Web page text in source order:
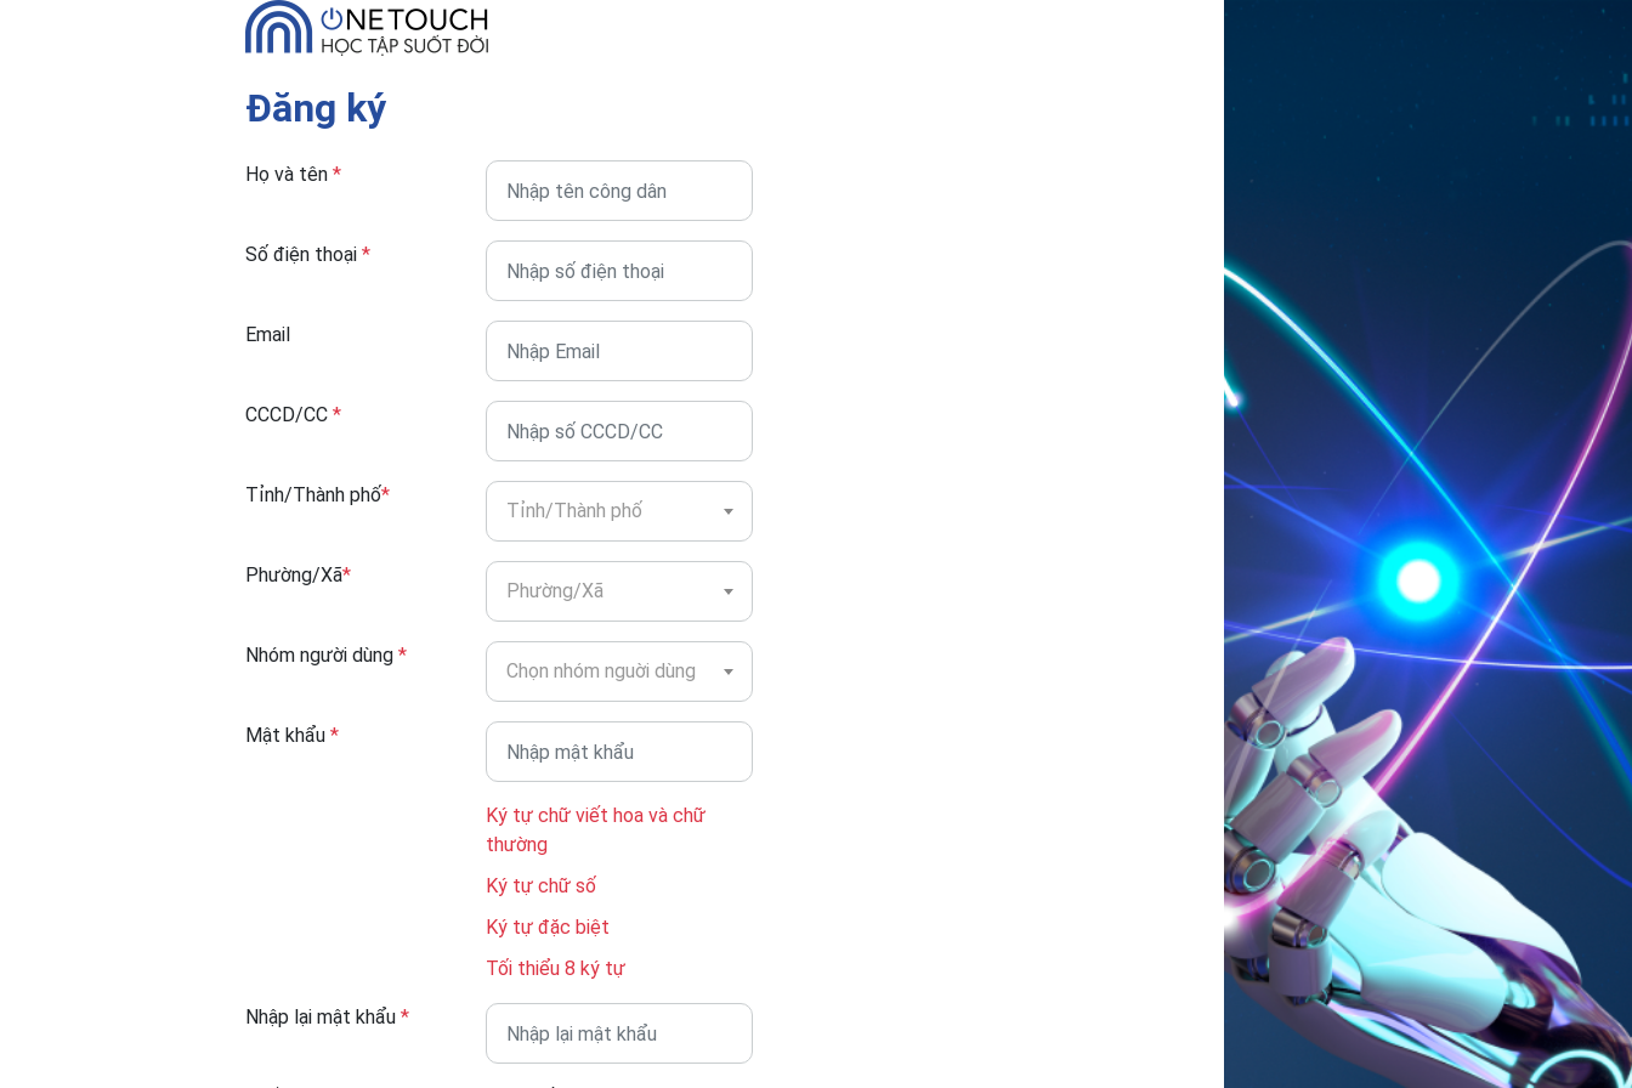
Đăng ký
Họ và tên *
Số điện thoại *
Email
CCCD/CC *
Tỉnh/Thành phố*
Tỉnh/Thành phố
Phường/Xã*
Phường/Xã
Nhóm người dùng *
Chọn nhóm nguời dùng
Mật khẩu *
Ký tự chữ viết hoa và chữ
thường
Ký tự chữ số
Ký tự đặc biệt
Tối thiểu 8 ký tự
Nhập lại mật khẩu *